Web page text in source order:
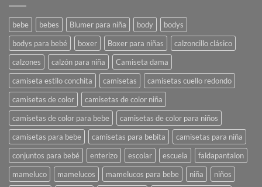
bebe bebes Blumer para niña body
bodys
bodys para bebé
boxer Boxer para niñas
calzoncillo clásico
calzones
calzón para niña
Camiseta dama
camiseta estilo conchita
camisetas
camisetas cuello redondo
camisetas de color
camisetas de color niña
camisetas de color para bebe
camisetas de color para niños
camisetas para bebe
camisetas para bebita
camisetas para niña
conjuntos para bebé
enterizo escolar escuela
faldapantalon
mameluco
mamelucos mamelucos para bebe niña
niños